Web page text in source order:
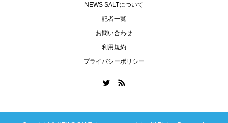
NEWS SALTについて
記者一覧
お問い合わせ
利用規約
プライバシーポリシー